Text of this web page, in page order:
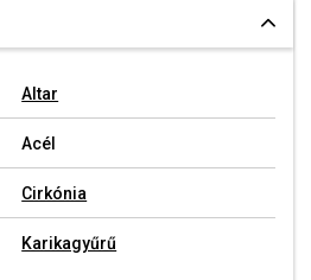
Altar
Acél
Cirkónia
Karikagyűrű